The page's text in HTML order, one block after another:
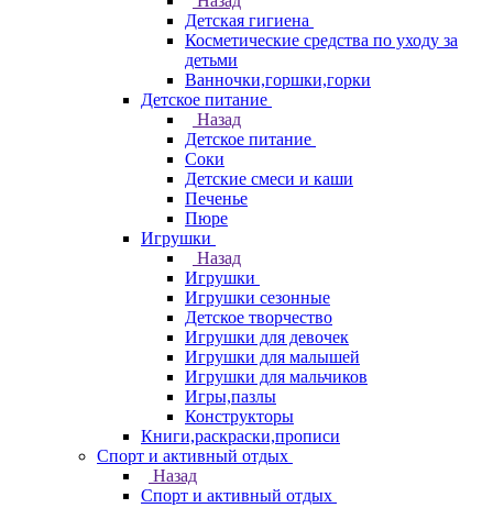
Детская гигиена
Косметические средства по уходу за
детьми
Ванночки,горшки,горки
Детское питание
Назад
Детское питание
Соки
Детские смеси и каши
Печенье
Пюре
Игрушки
Назад
Игрушки
Игрушки сезонные
Детское творчество
Игрушки для девочек
Игрушки для малышей
Игрушки для мальчиков
Игры,пазлы
Конструкторы
Книги,раскраски,прописи
Спорт и активный отдых
Назад
Спорт и активный отдых